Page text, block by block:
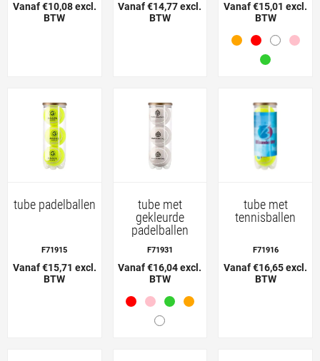
Vanaf €10,08 excl.
BTW
Vanaf €14,77 excl.
BTW
Vanaf €15,01 excl.
BTW
tube padelballen
F71915
Vanaf €15,71 excl.
BTW
tube met
gekleurde
padelballen
F71931
Vanaf €16,04 excl.
BTW
tube met
tennisballen
F71916
Vanaf €16,65 excl.
BTW